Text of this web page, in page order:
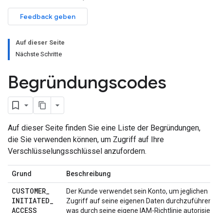
Feedback geben
Auf dieser Seite
Nächste Schritte
Begründungscodes
Auf dieser Seite finden Sie eine Liste der Begründungen,
die Sie verwenden können, um Zugriff auf Ihre
Verschlüsselungsschlüssel anzufordern.
Grund Beschreibung
CUSTOMER_
INITIATED_
ACCESS
Der Kunde verwendet sein Konto, um jeglichen
Zugriff auf seine eigenen Daten durchzuführen,
was durch seine eigene IAM-Richtlinie autorisiert